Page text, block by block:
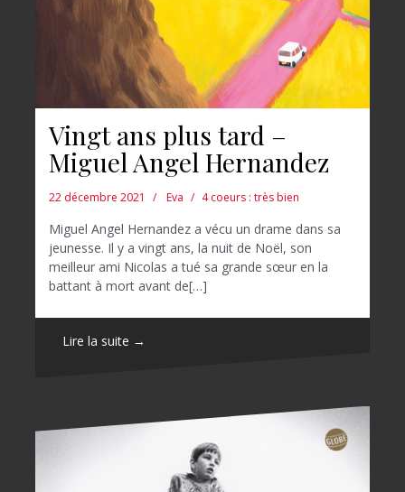
Vingt ans plus tard –
Miguel Angel Hernandez
22 décembre 2021 Eva 4 coeurs : très bien
Miguel Angel Hernandez a vécu un drame dans sa
jeunesse. Il y a vingt ans, la nuit de Noël, son
meilleur ami Nicolas a tué sa grande sœur en la
battant à mort avant de[…]
Lire la suite →